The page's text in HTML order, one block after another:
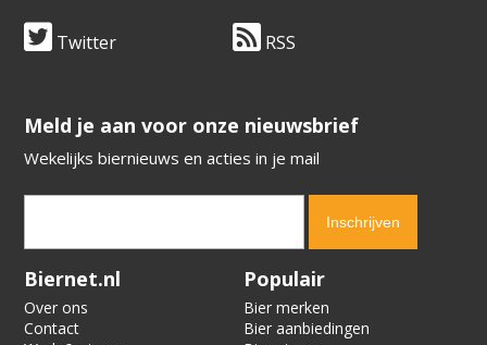
Twitter RSS
​​​​​​​Meld je aan voor onze nieuwsbrief
Wekelijks biernieuws en acties in je mail
Verification code:
Biernet.nl
Over ons
Contact
Populair
Bier merken
Bier aanbiedingen